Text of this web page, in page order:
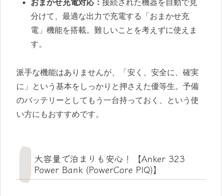
おまかせ充電対応：接続された機器を自動で見
分けて、最適な出力で充電する「おまかせ充
電」機能を搭載。難しいことを考えずに使えま
す。
派手な機能はありませんが、「安く、安全に、確実
に」という基本をしっかりと押さえた優等生。予備
のバッテリーとしてもう一台持っておく、という使
い方にもおすすめです。
大容量で泊まりも安心！【Anker 323
Power Bank (PowerCore PIQ)】